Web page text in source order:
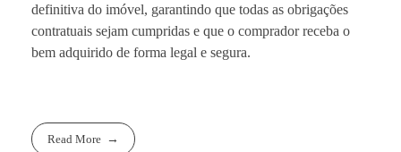
definitiva do imóvel, garantindo que todas as obrigações
contratuais sejam cumpridas e que o comprador receba o
bem adquirido de forma legal e segura.
Read More